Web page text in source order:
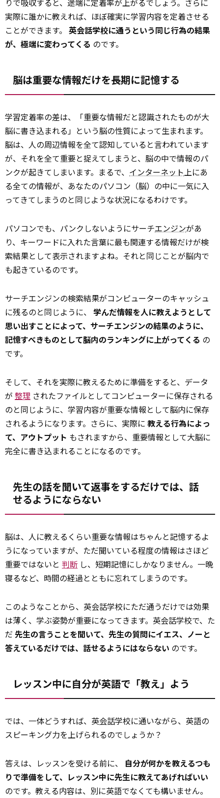
りで吸収すると、途端に定着率が上がるでしょう。さらに
実際に誰かに教えれば、ほぼ確実に学習内容を定着させる
ことができます。 英会話学校に通うという同じ行為の結果
が、極端に変わってくる のです。
脳は重要な情報だけを長期に記憶する
学習定着率の差は、「重要な情報だと認識されたものが大
脳に書き込まれる」という脳の性質によって生まれます。
脳は、人の周辺情報を全て認知していると言われています
が、それを全て重要と捉えてしまうと、脳の中で情報のパ
ンクが起きてしまいます。まるで、 インターネット上にあ
る全ての情報が、あなたのパソコン（脳）の中に一気に入
ってきてしまうのと同じような状況になるわけです。
パソコンでも、パンクしないようにサーチエンジンがあ
り、キーワードに入れた言葉に最も関連する情報だけが検
索結果として表示されますよね。それと同じことが脳内で
も起きているのです。
サーチエンジンの検索結果がコンピューターのキャッシュ
に残るのと同じように、 学んだ情報を人に教えようとして
思い出すことによって、サーチエンジンの結果のように、
記憶すべきものとして脳内のランキングに上がってくる の
です。
そして、それを実際に教えるために準備をすると、データ
が 整理 されたファイルとしてコンピューターに保存される
のと同じように、学習内容が重要な情報として脳内に保存
されるようになります。さらに、実際に 教える行為によっ
て、アウトプット もされますから、重要情報として大脳に
完全に書き込まれることになるのです。
先生の話を聞いて返事をするだけでは、話
せるようにならない
脳は、人に教えるくらい重要な情報はちゃんと記憶するよ
うになっていますが、ただ聞いている程度の情報はさほど
重要ではないと 判断 し、短期記憶にしかなりません。一晩
寝るなど、時間の経過とともに忘れてしまうのです。
このようなことから、英会話学校にただ通うだけでは効果
は薄く、学ぶ姿勢が重要になってきます。英会話学校で、た
だ 先生の言うことを聞いて、先生の質問にイエス、ノーと
答えているだけでは、話せるようにはならない のです。
レッスン中に自分が英語で「教え」よう
では、一体どうすれば、英会話学校に通いながら、英語の
スピーキング力を上げられるのでしょうか？
答えは、レッスンを受ける前に、 自分が何かを教えるつも
りで準備をして、レッスン中に先生に教えてあげればいい
のです。教える内容は、別に英語でなくても構いません。